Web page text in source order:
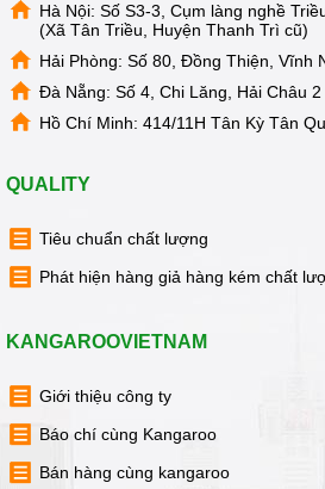
Hà Nội: Số S3-3, Cụm làng nghề
(Xã Tân Triều, Huyện Thanh Trì cũ)
Hải Phòng: Số 80, Đồng Thiện, Vĩnh
Đà Nẵng: Số 4, Chi Lăng, Hải Châu
Hồ Chí Minh: 414/11H Tân Kỳ Tân
QUALITY
Tiêu chuẩn chất lượng
Phát hiện hàng giả hàng kém chất
KANGAROOVIETNAM
Giới thiệu công ty
Báo chí cùng Kangaroo
Bán hàng cùng kangaroo